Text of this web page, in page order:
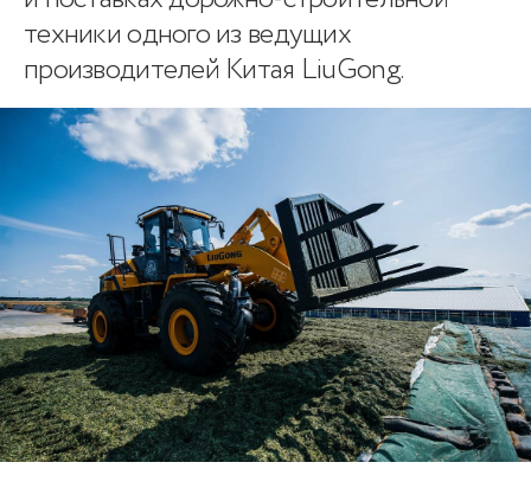
техники одного из ведущих
производителей Китая LiuGong.